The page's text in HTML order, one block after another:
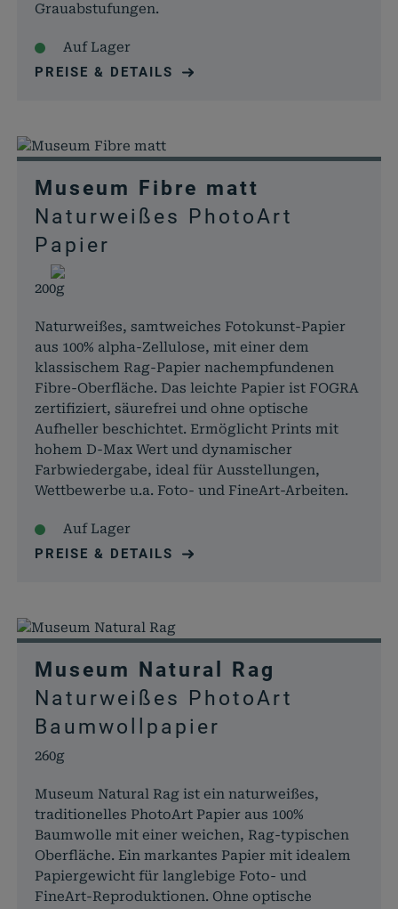
Grauabstufungen.
Auf Lager
PREISE & DETAILS
Museum Fibre matt
Naturweißes PhotoArt
Papier
200g
Naturweißes, samtweiches Fotokunst-Papier
aus 100% alpha-Zellulose, mit einer dem
klassischem Rag-Papier nachempfundenen
Fibre-Oberfläche. Das leichte Papier ist FOGRA
zertifiziert, säurefrei und ohne optische
Aufheller beschichtet. Ermöglicht Prints mit
hohem D-Max Wert und dynamischer
Farbwiedergabe, ideal für Ausstellungen,
Wettbewerbe u.a. Foto- und FineArt-Arbeiten.
Auf Lager
PREISE & DETAILS
Museum Natural Rag
Naturweißes PhotoArt
Baumwollpapier
260g
Museum Natural Rag ist ein naturweißes,
traditionelles PhotoArt Papier aus 100%
Baumwolle mit einer weichen, Rag-typischen
Oberfläche. Ein markantes Papier mit idealem
Papiergewicht für langlebige Foto- und
FineArt-Reproduktionen. Ohne optische